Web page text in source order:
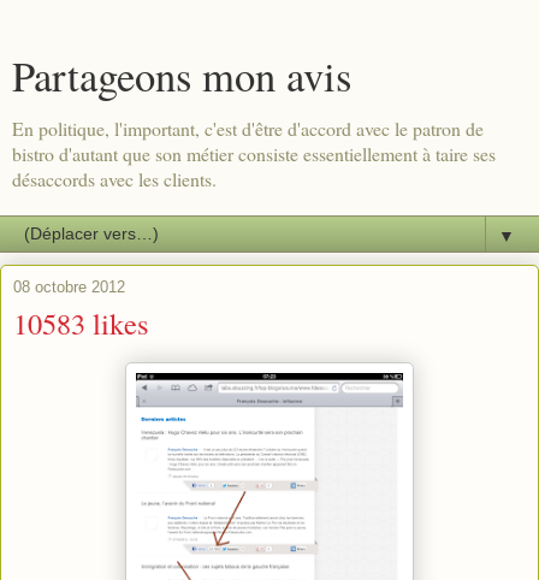
Partageons mon avis
En politique, l'important, c'est d'être d'accord avec le patron de
bistro d'autant que son métier consiste essentiellement à taire ses
désaccords avec les clients.
▼
08 octobre 2012
10583 likes